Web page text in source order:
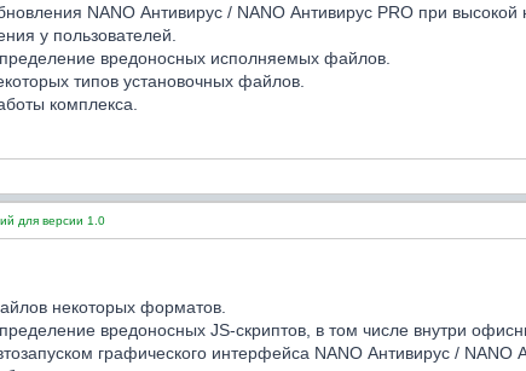
NANO Антивирус / NANO Антивирус PRO при
у пользователей.
вредоносных исполняемых файлов.
типов установочных файлов.
комплекса.
для версии 1.0
некоторых форматов.
вредоносных JS-скриптов, в том числе внутри
графического интерфейса NANO Антивирус /